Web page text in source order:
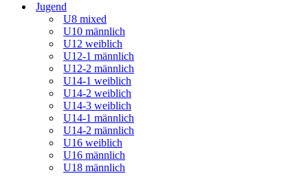
Jugend
U8 mixed
U10 männlich
U12 weiblich
U12-1 männlich
U12-2 männlich
U14-1 weiblich
U14-2 weiblich
U14-3 weiblich
U14-1 männlich
U14-2 männlich
U16 weiblich
U16 männlich
U18 männlich